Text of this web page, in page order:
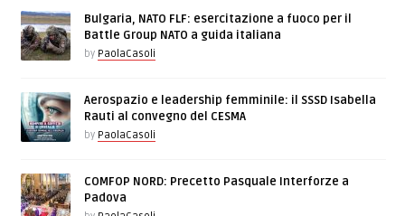
Bulgaria, NATO FLF: esercitazione a fuoco per il
Battle Group NATO a guida italiana
by PaolaCasoli
Aerospazio e leadership femminile: il SSSD Isabella
Rauti al convegno del CESMA
by PaolaCasoli
COMFOP NORD: Precetto Pasquale Interforze a
Padova